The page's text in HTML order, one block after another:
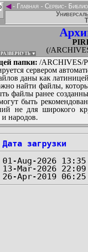
◄- Главная - Сервис-
(/
▼
папки: /ARCHIVES/
сервером
даны как
найти файлы,
файлы ранее
быть
не для широкого
и народов.
Дата загрузки